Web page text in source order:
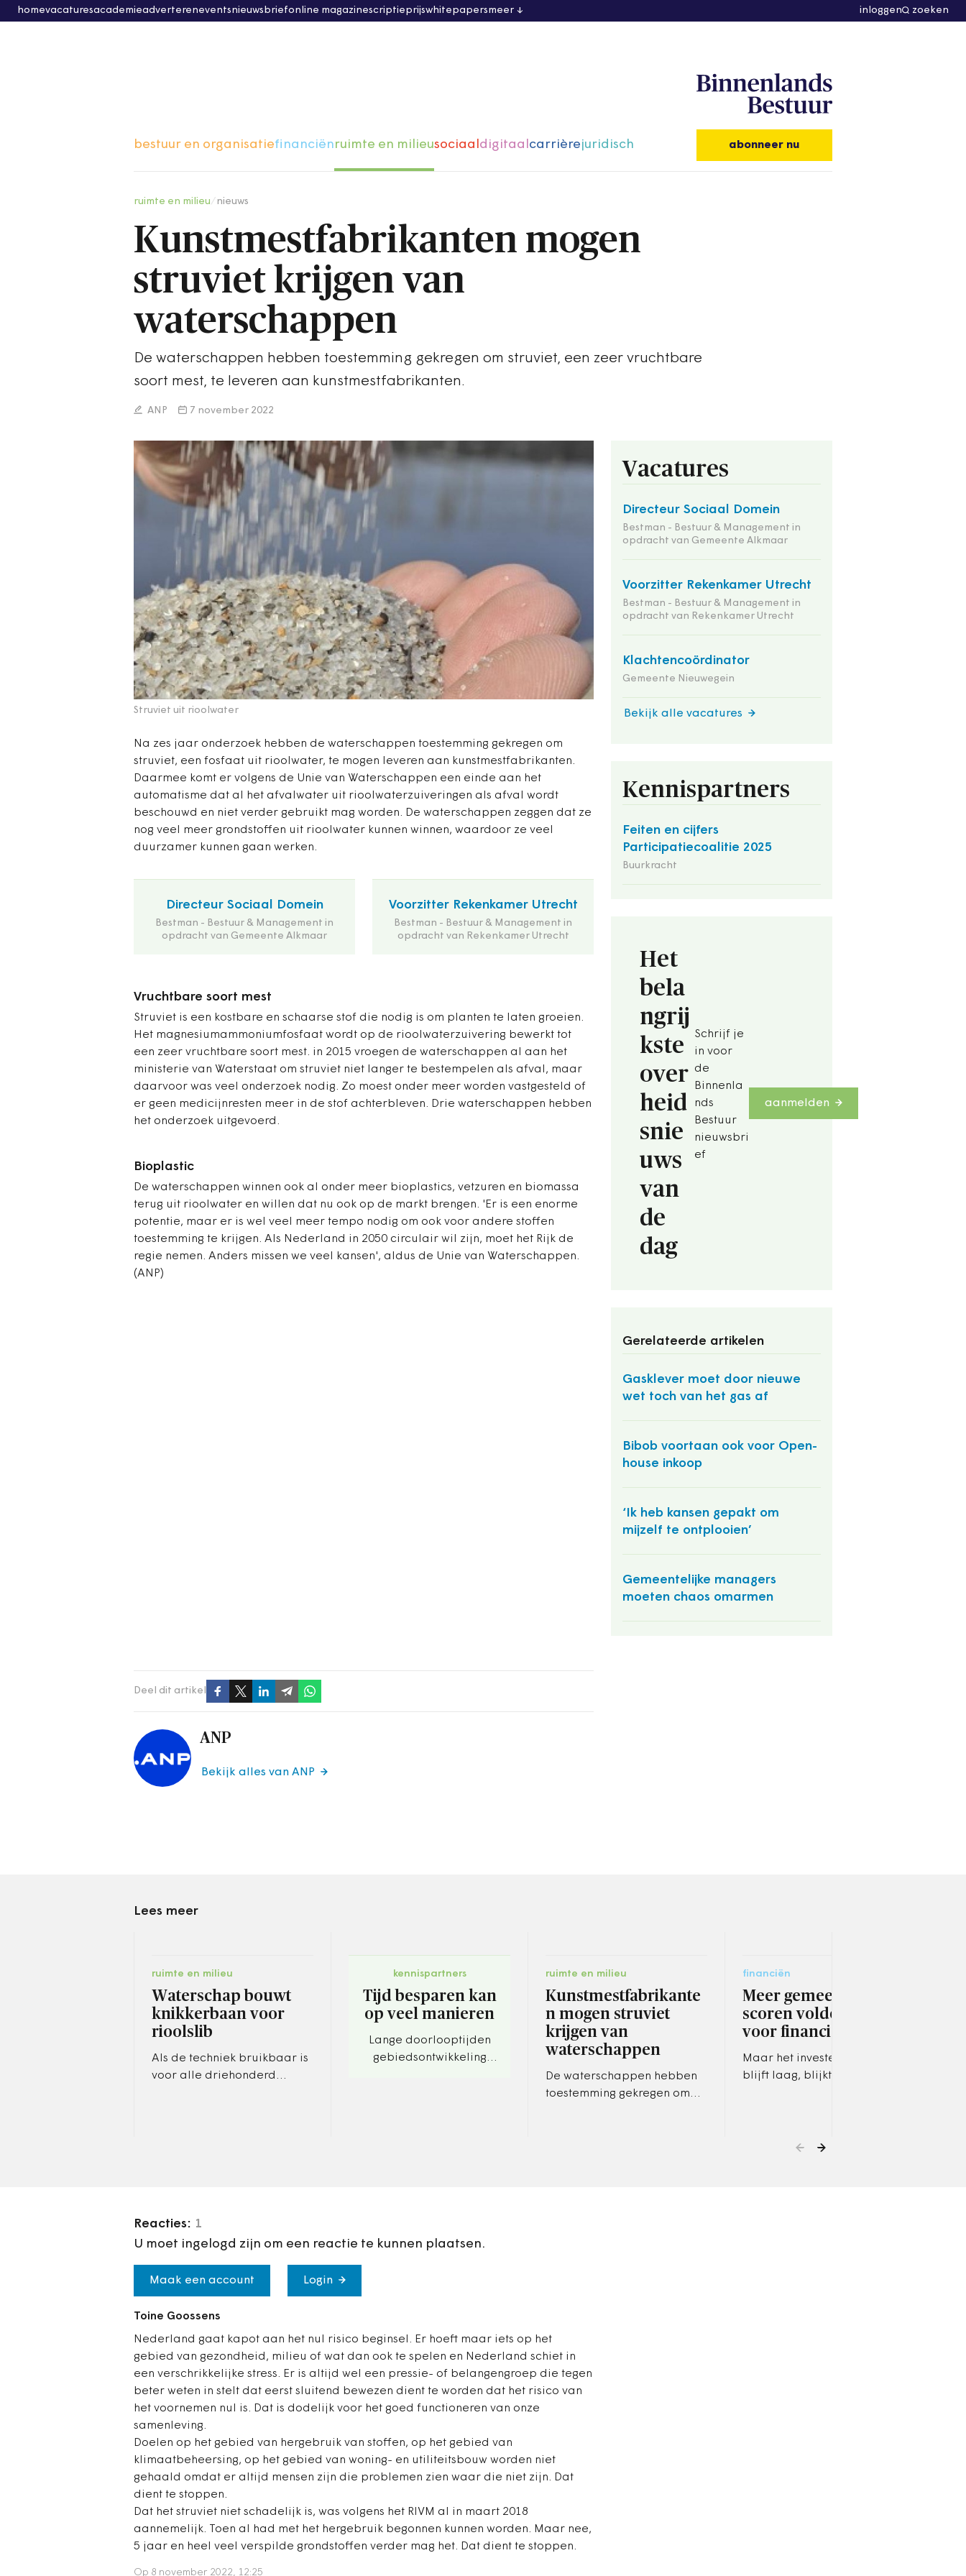
homevacaturesacademieadvertereneventsnieuwsbriefonline magazinescriptieprijswhitepapersmeer inloggen zoeken
bestuur en organisatiefinanciënruimte en milieusociaaldigitaalcarrièrejuridisch abonneer nu
ruimte en milieu nieuws
Kunstmestfabrikanten mogen
struviet krijgen van
waterschappen
De waterschappen hebben toestemming gekregen om struviet, een zeer vruchtbare
soort mest, te leveren aan kunstmestfabrikanten.
ANP 7 november 2022
Struviet uit rioolwater
Na zes jaar onderzoek hebben de waterschappen toestemming gekregen om
struviet, een fosfaat uit rioolwater, te mogen leveren aan kunstmestfabrikanten.
Daarmee komt er volgens de Unie van Waterschappen een einde aan het
automatisme dat al het afvalwater uit rioolwaterzuiveringen als afval wordt
beschouwd en niet verder gebruikt mag worden. De waterschappen zeggen dat ze
nog veel meer grondstoffen uit rioolwater kunnen winnen, waardoor ze veel
duurzamer kunnen gaan werken.
Directeur Sociaal Domein
Bestman - Bestuur & Management in
opdracht van Gemeente Alkmaar
Voorzitter Rekenkamer Utrecht
Bestman - Bestuur & Management in
opdracht van Rekenkamer Utrecht
Vruchtbare soort mest
Struviet is een kostbare en schaarse stof die nodig is om planten te laten groeien.
Het magnesiumammoniumfosfaat wordt op de rioolwaterzuivering bewerkt tot
een zeer vruchtbare soort mest. in 2015 vroegen de waterschappen al aan het
ministerie van Waterstaat om struviet niet langer te bestempelen als afval, maar
daarvoor was veel onderzoek nodig. Zo moest onder meer worden vastgesteld of
er geen medicijnresten meer in de stof achterbleven. Drie waterschappen hebben
het onderzoek uitgevoerd.
Vacatures
Directeur Sociaal Domein
Bestman - Bestuur & Management in
opdracht van Gemeente Alkmaar
Voorzitter Rekenkamer Utrecht
Bestman - Bestuur & Management in
opdracht van Rekenkamer Utrecht
Klachtencoördinator
Gemeente Nieuwegein
Bekijk alle vacatures
Kennispartners
Feiten en cijfers
Participatiecoalitie 2025
Buurkracht
Het
bela
ngrij
kste
over
heid
snie
uws
van
de
dag
Schrijf je
in voor
de
Binnenla
nds
Bestuur
nieuwsbri
ef
aanmelden
Gerelateerde artikelen
Gasklever moet door nieuwe
wet toch van het gas af
Bibob voortaan ook voor Open-
house inkoop
‘Ik heb kansen gepakt om
mijzelf te ontplooien’
Gemeentelijke managers
moeten chaos omarmen
Bioplastic
De waterschappen winnen ook al onder meer bioplastics, vetzuren en biomassa
terug uit rioolwater en willen dat nu ook op de markt brengen. 'Er is een enorme
potentie, maar er is wel veel meer tempo nodig om ook voor andere stoffen
toestemming te krijgen. Als Nederland in 2050 circulair wil zijn, moet het Rijk de
regie nemen. Anders missen we veel kansen', aldus de Unie van Waterschappen.
(ANP)
Deel dit artikel
ANP
Bekijk alles van ANP
Lees meer
ruimte en milieu
Waterschap bouwt
knikkerbaan voor
rioolslib
Als de techniek bruikbaar is
voor alle driehonderd
kennispartners
Tijd besparen kan
op veel manieren
Lange doorlooptijden
gebiedsontwikkeling
ruimte en milieu
Kunstmestfabrikante
n mogen struviet
krijgen van
waterschappen
De waterschappen hebben
toestemming gekregen om
financiën
Meer gemeenten
scoren voldoende
voor financiën
Maar het investeringsniveau
blijft laag, blijkt uit de
Reacties: 1
U moet ingelogd zijn om een reactie te kunnen plaatsen.
Maak een account Login
Toine Goossens
Nederland gaat kapot aan het nul risico beginsel. Er hoeft maar iets op het
gebied van gezondheid, milieu of wat dan ook te spelen en Nederland schiet in
een verschrikkelijke stress. Er is altijd wel een pressie- of belangengroep die tegen
beter weten in stelt dat eerst sluitend bewezen dient te worden dat het risico van
het voornemen nul is. Dat is dodelijk voor het goed functioneren van onze
samenleving.
Doelen op het gebied van hergebruik van stoffen, op het gebied van
klimaatbeheersing, op het gebied van woning- en utiliteitsbouw worden niet
gehaald omdat er altijd mensen zijn die problemen zien waar die niet zijn. Dat
dient te stoppen.
Dat het struviet niet schadelijk is, was volgens het RIVM al in maart 2018
aannemelijk. Toen al had met het hergebruik begonnen kunnen worden. Maar nee,
5 jaar en heel veel verspilde grondstoffen verder mag het. Dat dient te stoppen.
Op 8 november 2022, 12:25